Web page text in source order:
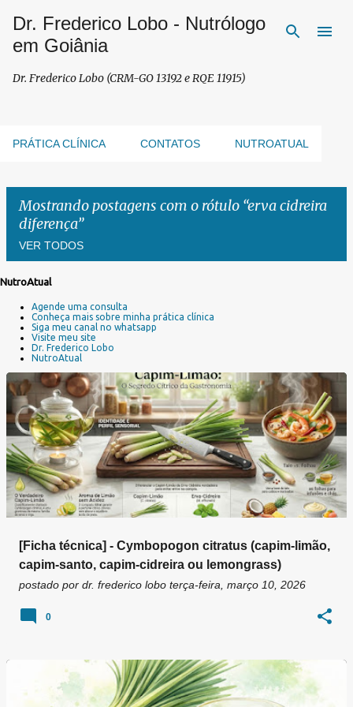
Pular para o conteúdo principal
Dr. Frederico Lobo - Nutrólogo
em Goiânia
Dr. Frederico Lobo (CRM-GO 13192 e RQE 11915)
PRÁTICA CLÍNICA CONTATOS NUTROATUAL
Mostrando postagens com o rótulo erva cidreira
diferença
VER TODOS
g
n
NutroAtual
Agende uma consulta
Conheça mais sobre minha prática clínica
Siga meu canal no whatsapp
Visite meu site
Dr. Frederico Lobo
NutroAtual
[Ficha técnica] - Cymbopogon citratus (capim-limão,
capim-santo, capim-cidreira ou lemongrass)
postado por dr. frederico lobo terça-feira, março 10, 2026
0